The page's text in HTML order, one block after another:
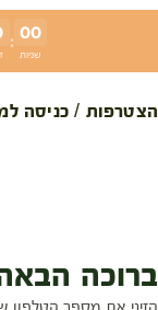
: 00
שניות
הצטרפות / כניסה